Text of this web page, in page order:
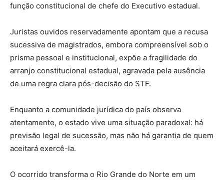
função constitucional de chefe do Executivo estadual.
Juristas ouvidos reservadamente apontam que a recusa
sucessiva de magistrados, embora compreensível sob o
prisma pessoal e institucional, expõe a fragilidade do
arranjo constitucional estadual, agravada pela ausência
de uma regra clara pós-decisão do STF.
Enquanto a comunidade jurídica do país observa
atentamente, o estado vive uma situação paradoxal: há
previsão legal de sucessão, mas não há garantia de quem
aceitará exercê-la.
O ocorrido transforma o Rio Grande do Norte em um